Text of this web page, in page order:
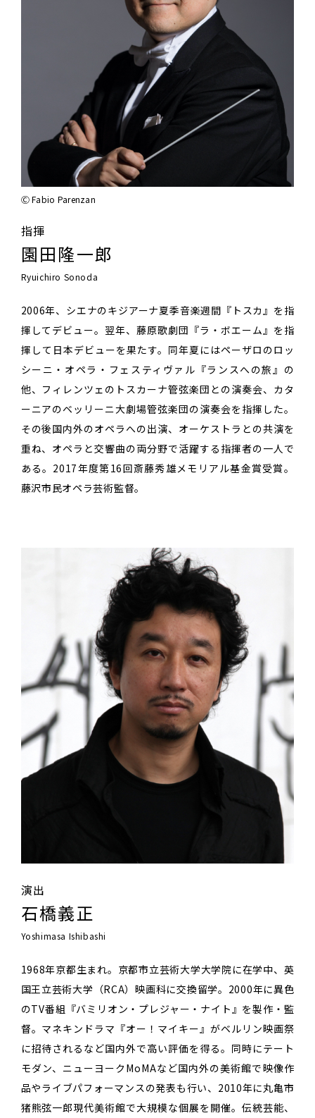
Ⓒ Fabio Parenzan
指揮
園田隆一郎
Ryuichiro Sonoda
2006年、シエナのキジアーナ夏季音楽週間『トスカ』を指
揮してデビュー。翌年、藤原歌劇団『ラ・ボエーム』を指
揮して日本デビューを果たす。同年夏にはペーザロのロッ
シーニ・オペラ・フェスティヴァル『ランスへの旅』の
他、フィレンツェのトスカーナ管弦楽団との演奏会、カタ
ーニアのベッリーニ大劇場管弦楽団の演奏会を指揮した。
その後国内外のオペラへの出演、オーケストラとの共演を
重ね、オペラと交響曲の両分野で活躍する指揮者の一人で
ある。2017年度第16回斎藤秀雄メモリアル基金賞受賞。
藤沢市民オペラ芸術監督。
演出
石橋義正
Yoshimasa Ishibashi
1968年京都生まれ。京都市立芸術大学大学院に在学中、英
国王立芸術大学（RCA）映画科に交換留学。2000年に異色
のTV番組『バミリオン・プレジャー・ナイト』を製作・監
督。マネキンドラマ『オー！マイキー』がベルリン映画祭
に招待されるなど国内外で高い評価を得る。同時にテート
モダン、ニューヨークMoMAなど国内外の美術館で映像作
品やライブパフォーマンスの発表も行い、2010年に丸亀市
猪熊弦一郎現代美術館で大規模な個展を開催。伝統芸能、